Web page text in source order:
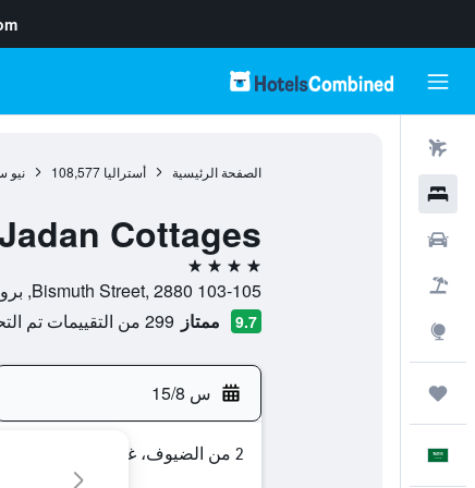
الصفحة الرئيسية أستراليا 108,577 نيو
Cottages
4 نجوم
103-105 Bismuth Street, 2880, بروكن هيل, نيو ساوث ويلز, أستراليا
9.7 ممتاز 299 من التقييمات تم التحقق منها
س 15/8
2 من الضيوف، غرفة واحدة